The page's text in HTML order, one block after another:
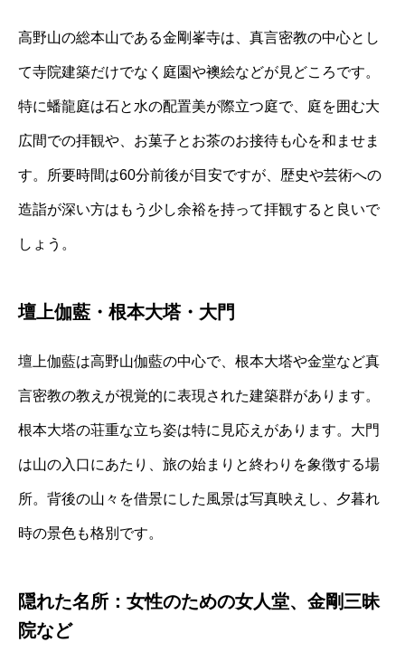
高野山の総本山である金剛峯寺は、真言密教の中心とし
て寺院建築だけでなく庭園や襖絵などが見どころです。
特に蟠龍庭は石と水の配置美が際立つ庭で、庭を囲む大
広間での拝観や、お菓子とお茶のお接待も心を和ませま
す。所要時間は60分前後が目安ですが、歴史や芸術への
造詣が深い方はもう少し余裕を持って拝観すると良いで
しょう。
壇上伽藍・根本大塔・大門
壇上伽藍は高野山伽藍の中心で、根本大塔や金堂など真
言密教の教えが視覚的に表現された建築群があります。
根本大塔の荘重な立ち姿は特に見応えがあります。大門
は山の入口にあたり、旅の始まりと終わりを象徴する場
所。背後の山々を借景にした風景は写真映えし、夕暮れ
時の景色も格別です。
隠れた名所：女性のための女人堂、金剛三昧
院など